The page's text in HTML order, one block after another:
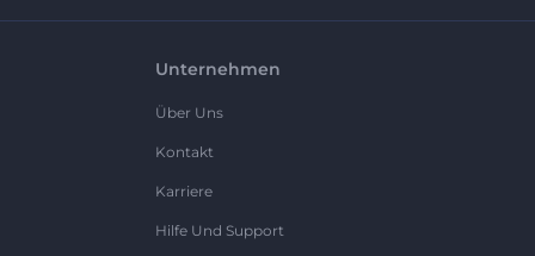
Unternehmen
Über Uns
Kontakt
Karriere
Hilfe Und Support